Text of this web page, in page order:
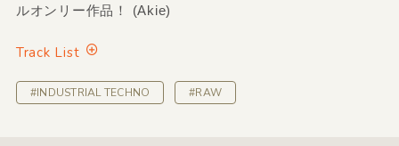
ルオンリー作品！ (Akie)
Track List
#INDUSTRIAL TECHNO #RAW